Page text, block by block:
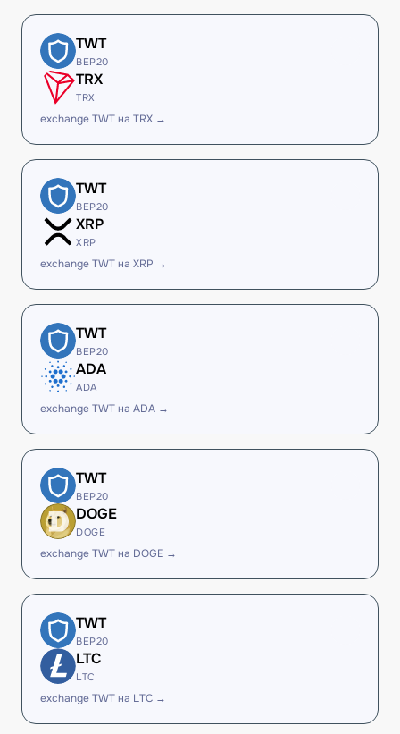
TWT
BEP20
TRX
TRX
exchange TWT на TRX →
TWT
BEP20
XRP
XRP
exchange TWT на XRP →
TWT
BEP20
ADA
ADA
exchange TWT на ADA →
TWT
BEP20
DOGE
DOGE
exchange TWT на DOGE →
TWT
BEP20
LTC
LTC
exchange TWT на LTC →